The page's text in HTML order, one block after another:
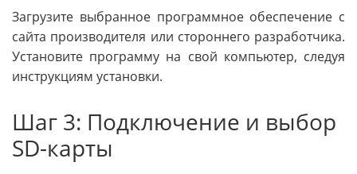
Загрузите выбранное программное обеспечение с
сайта производителя или стороннего разработчика.
Установите программу на свой компьютер, следуя
инструкциям установки.
Шаг 3: Подключение и выбор
SD-карты